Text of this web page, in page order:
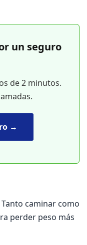
un seguro
de 2 minutos.
→
caminar como
perder peso más